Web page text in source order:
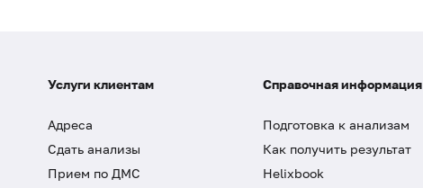
Услуги клиентам
Адреса
Сдать анализы
Прием по ДМС
Справочная информация
Подготовка к анализам
Как получить результат
Helixbook